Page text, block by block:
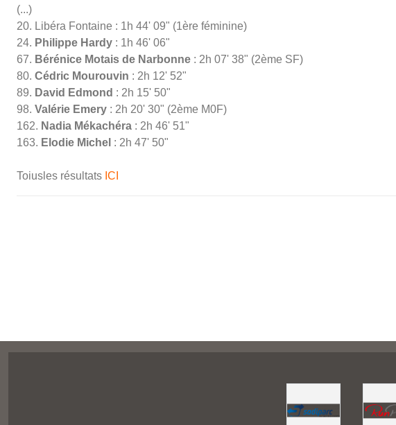
(...)
20. Libéra Fontaine : 1h 44' 09" (1ère féminine)
24. Philippe Hardy : 1h 46' 06"
67. Bérénice Motais de Narbonne : 2h 07' 38" (2ème SF)
80. Cédric Mourouvin : 2h 12' 52"
89. David Edmond : 2h 15' 50"
98. Valérie Emery : 2h 20' 30" (2ème M0F)
162. Nadia Mékachéra : 2h 46' 51"
163. Elodie Michel : 2h 47' 50"
Toiusles résultats ICI